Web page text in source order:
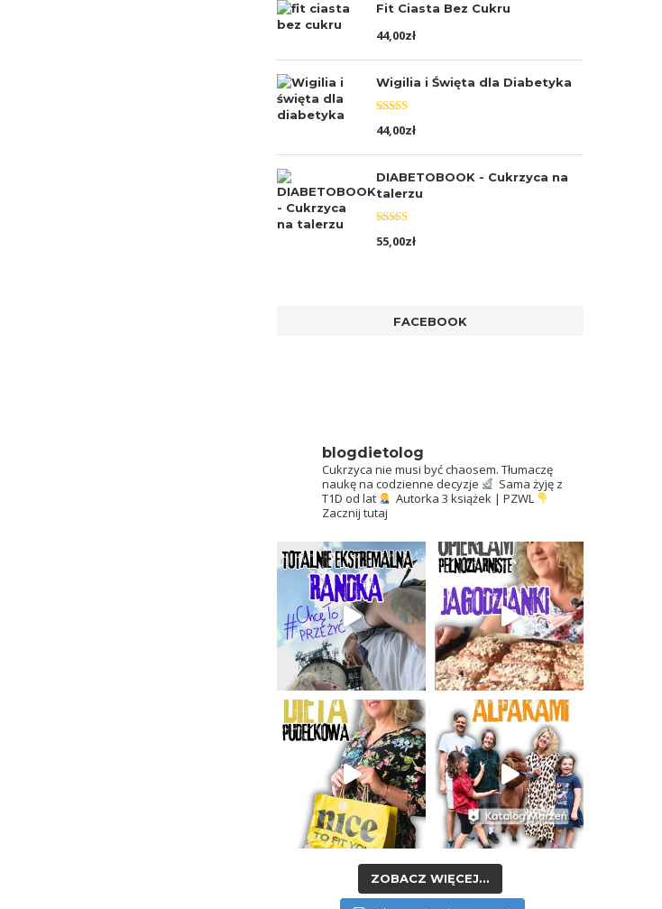
Fit Ciasta Bez Cukru
44,00zł
Wigilia i Święta dla Diabetyka
Oceniono
5.00na 5
44,00zł
DIABETOBOOK - Cukrzyca na
talerzu
Oceniono
5.00na 5
55,00zł
FACEBOOK
blogdietolog
Cukrzyca nie musi być chaosem. Tłumaczę
naukę na codzienne decyzje
Sama żyję z
T1D od lat
Autorka 3 książek | PZWL
Zacznij tutaj
ZOBACZ WIĘCEJ...